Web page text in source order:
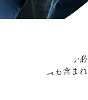
ます。企業や個人が必
。投資や融資も含まれ